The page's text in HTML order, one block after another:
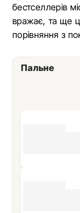
бестселлерів
вражає, та ще
порівняння з
Пальне